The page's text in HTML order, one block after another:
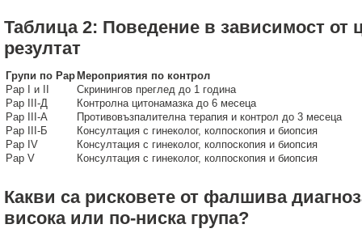
Таблица 2: Поведение в зависимост от
резултат
Групи по Рар Мероприятия по контрол
Рар I и II
Скринингов преглед до 1 година
Рар III-Д
Контролна цитонамазка до 6 месеца
Рар III-А
Противовъзпалителна терапия и контрол до 3 месеца
Рар III-Б
Консултация с гинеколог, колпоскопия и биопсия
Рар IV
Консултация с гинеколог, колпоскопия и биопсия
Рар V
Консултация с гинеколог, колпоскопия и биопсия
Какви са рисковете от фалшива
висока или по-ниска група?